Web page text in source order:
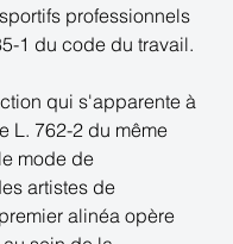
professionnels
1 du code du travail.
qui s'apparente à
L. 762-2 du même
mode de
artistes de
alinéa opère